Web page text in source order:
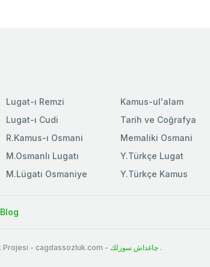
Lugat-ı Remzi
Lugat-ı Cudi
R.Kamus-ı Osmani
M.Osmanlı Lugatı
M.Lügatı Osmaniye
Kamus-ul'alam
Tarih ve Coğrafya
Memaliki Osmani
Y.Türkçe Lugat
Y.Türkçe Kamus
Blog
Projesi - cagdassozluk.com - چاغداش سوزلك .